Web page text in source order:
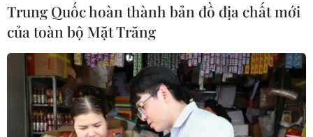
Trung Quốc hoàn thành bản đồ địa chất mới
của toàn bộ Mặt Trăng